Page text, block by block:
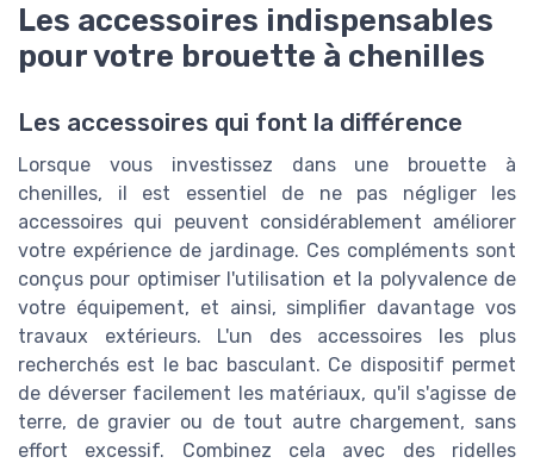
Les accessoires indispensables
pour votre brouette à chenilles
Les accessoires qui font la différence
Lorsque vous investissez dans une brouette à
chenilles, il est essentiel de ne pas négliger les
accessoires qui peuvent considérablement améliorer
votre expérience de jardinage. Ces compléments sont
conçus pour optimiser l'utilisation et la polyvalence de
votre équipement, et ainsi, simplifier davantage vos
travaux extérieurs. L'un des accessoires les plus
recherchés est le bac basculant. Ce dispositif permet
de déverser facilement les matériaux, qu'il s'agisse de
terre, de gravier ou de tout autre chargement, sans
effort excessif. Combinez cela avec des ridelles